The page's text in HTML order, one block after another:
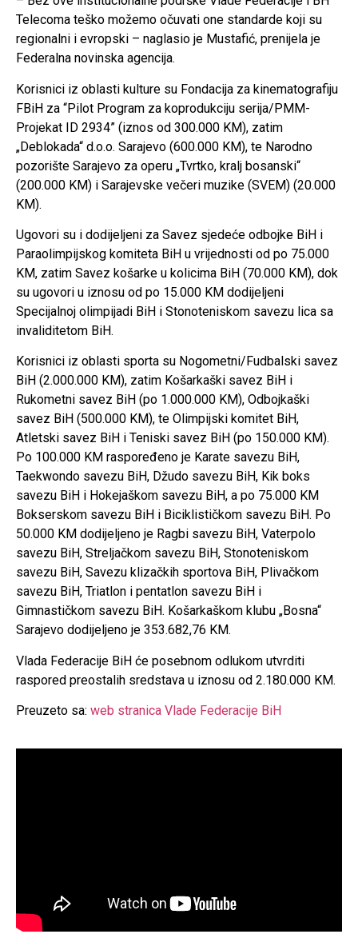
Telecoma teško možemo očuvati one standarde koji su
regionalni i evropski – naglasio je Mustafić, prenijela je
Federalna novinska agencija.
Korisnici iz oblasti kulture su Fondacija za kinematografiju
FBiH za “Pilot Program za koprodukciju serija/PMM-
Projekat ID 2934” (iznos od 300.000 KM), zatim
„Deblokada“ d.o.o. Sarajevo (600.000 KM), te Narodno
pozorište Sarajevo za operu „Tvrtko, kralj bosanski“
(200.000 KM) i Sarajevske večeri muzike (SVEM) (20.000
KM).
Ugovori su i dodijeljeni za Savez sjedeće odbojke BiH i
Paraolimpijskog komiteta BiH u vrijednosti od po 75.000
KM, zatim Savez košarke u kolicima BiH (70.000 KM), dok
su ugovori u iznosu od po 15.000 KM dodijeljeni
Specijalnoj olimpijadi BiH i Stonoteniskom savezu lica sa
invaliditetom BiH.
Korisnici iz oblasti sporta su Nogometni/Fudbalski savez
BiH (2.000.000 KM), zatim Košarkaški savez BiH i
Rukometni savez BiH (po 1.000.000 KM), Odbojkaški
savez BiH (500.000 KM), te Olimpijski komitet BiH,
Atletski savez BiH i Teniski savez BiH (po 150.000 KM).
Po 100.000 KM raspoređeno je Karate savezu BiH,
Taekwondo savezu BiH, Džudo savezu BiH, Kik boks
savezu BiH i Hokejaškom savezu BiH, a po 75.000 KM
Bokserskom savezu BiH i Biciklističkom savezu BiH. Po
50.000 KM dodijeljeno je Ragbi savezu BiH, Vaterpolo
savezu BiH, Streljačkom savezu BiH, Stonoteniskom
savezu BiH, Savezu klizačkih sportova BiH, Plivačkom
savezu BiH, Triatlon i pentatlon savezu BiH i
Gimnastičkom savezu BiH. Košarkaškom klubu „Bosna“
Sarajevo dodijeljeno je 353.682,76 KM.
Vlada Federacije BiH će posebnom odlukom utvrditi
raspored preostalih sredstava u iznosu od 2.180.000 KM.
Preuzeto sa: web stranica Vlade Federacije BiH